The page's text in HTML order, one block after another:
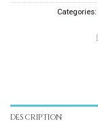
Categories:
DESCRIPTION